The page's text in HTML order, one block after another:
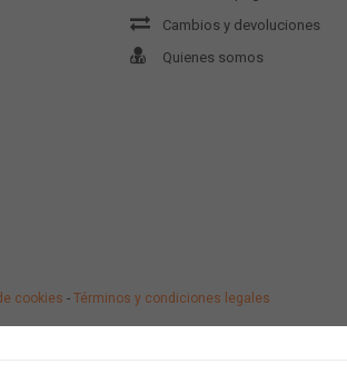
Cambios y devoluciones
Quienes somos
cookies - Términos y condiciones legales